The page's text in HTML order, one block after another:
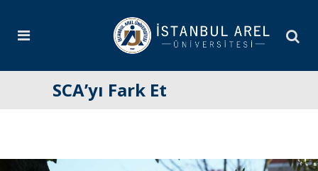
SCA’yı Fark Et